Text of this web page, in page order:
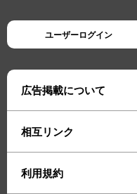
ユーザーログイン
広告掲載について
相互リンク
利用規約